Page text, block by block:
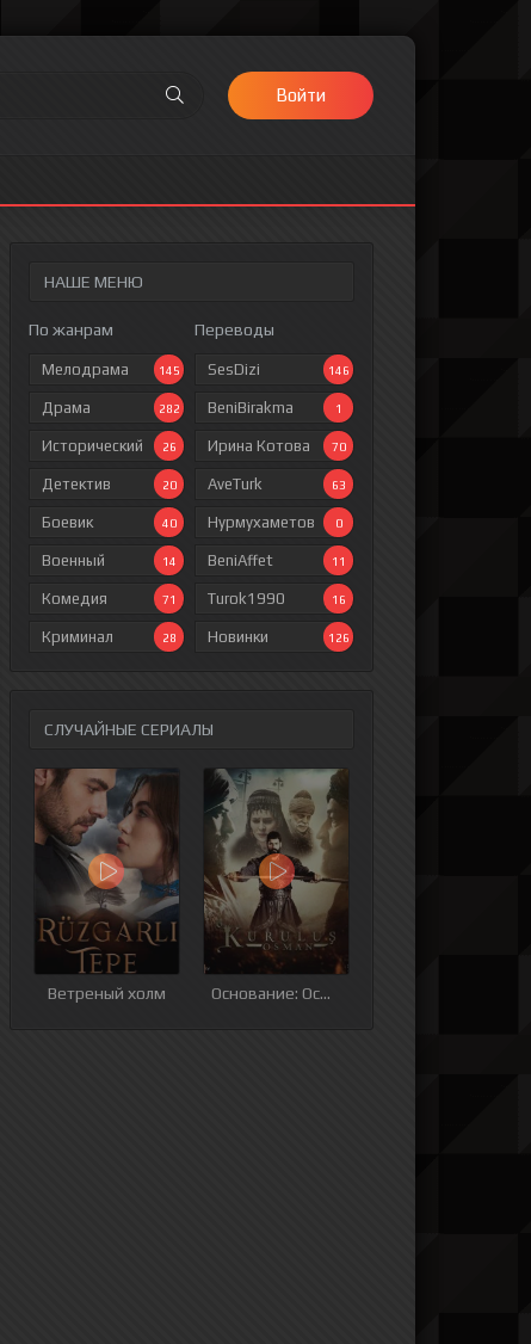
Войти
НАШЕ МЕНЮ
По жанрам
Мелодрама 145
Драма 282
Исторический 26
Детектив 20
Боевик 40
Военный 14
Комедия 71
Криминал 28
Переводы
SesDizi 146
BeniBirakma 1
Ирина Котова 70
AveTurk 63
Нурмухаметов 0
BeniAffet 11
Turok1990 16
Новинки 126
СЛУЧАЙНЫЕ СЕРИАЛЫ
Ветреный холм Основание: Осман
9 серия 10 серия 11 серия